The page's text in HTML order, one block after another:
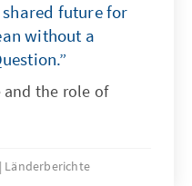
future for
without a
and the role of
Länderberichte